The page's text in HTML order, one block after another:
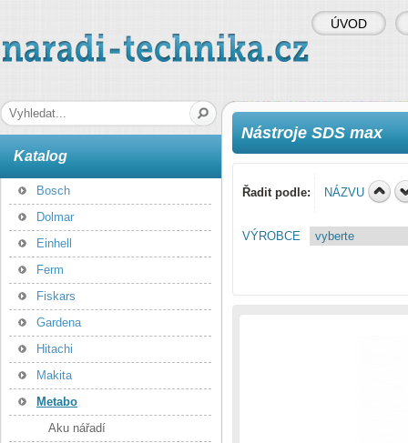
naradi-technika.cz
Nástroje SDS max
Řadit podle: NÁZVU
VÝROBCE
Katalog
Bosch
Dolmar
Einhell
Ferm
Fiskars
Gardena
Hitachi
Makita
Metabo
Aku nářadí
ÚVOD
Hledaná fráze